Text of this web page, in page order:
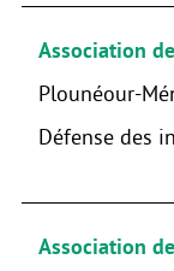
Association
Plounéour-
Défense des
Association